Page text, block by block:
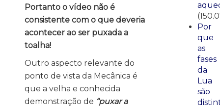
Portanto o vídeo não é
consistente com o que deveria
acontecer ao ser puxada a
toalha!
Outro aspecto relevante do
ponto de vista da Mecânica é
que a velha e conhecida
demonstração de “puxar a
Por
que
as
fases
da
Lua
são